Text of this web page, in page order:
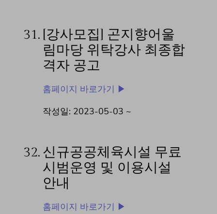
31. [강사모집] 곤지향어울
림마당 위탁강사 최종합
격자 공고
홈페이지 바로가기 ▶
작성일: 2023-05-03 ~
32. 신규공공체육시설 무료
시범운영 및 이용시설
안내
홈페이지 바로가기 ▶